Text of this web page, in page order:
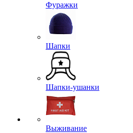
Фуражки
Шапки
Шапки-ушанки
Выживание